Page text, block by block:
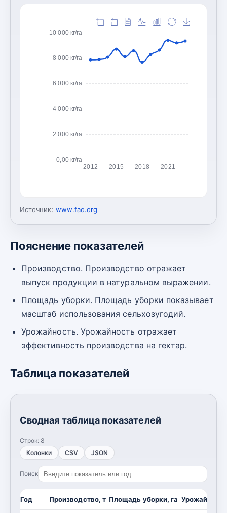
0,00 кг/га
2 000 кг/га
4 000 кг/га
6 000 кг/га
8 000 кг/га
10 000 кг/га
2012 2015 2018 2021
Источник: www.fao.org
Пояснение показателей
Производство. Производство отражает
выпуск продукции в натуральном выражении.
Площадь уборки. Площадь уборки показывает
масштаб использования сельхозугодий.
Урожайность. Урожайность отражает
эффективность производства на гектар.
Таблица показателей
Сводная таблица показателей
Строк: 8
Колонки
CSV JSON
Поиск
Год Производство, т Площадь уборки, га